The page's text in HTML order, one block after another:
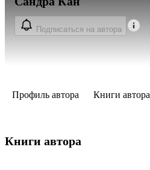
Подписаться на автора
Профиль автора Книги автора
Книги автора